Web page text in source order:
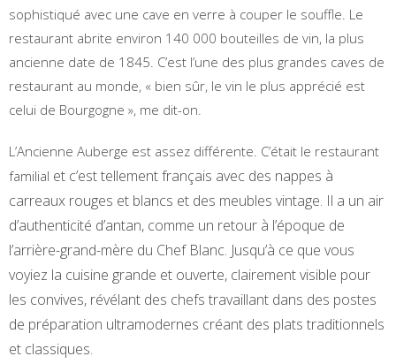
sophistiqué avec une cave en verre à couper le souffle. Le
restaurant abrite environ 140 000 bouteilles de vin, la plus
ancienne date de 1845. C’est l’une des plus grandes caves de
restaurant au monde, « bien sûr, le vin le plus apprécié est
celui de Bourgogne », me dit-on.
L’Ancienne Auberge est assez différente. C’était le restaurant
familial et c’est tellement français avec des nappes à
carreaux rouges et blancs et des meubles vintage. Il a un air
d’authenticité d’antan, comme un retour à l’époque de
l’arrière-grand-mère du Chef Blanc. Jusqu’à ce que vous
voyiez la cuisine grande et ouverte, clairement visible pour
les convives, révélant des chefs travaillant dans des postes
de préparation ultramodernes créant des plats traditionnels
et classiques.